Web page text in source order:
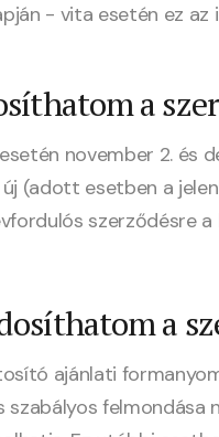
- vita esetén ez az
a
november 2. és
(adott esetben a
szerződésre
a
ajánlati
szabályos